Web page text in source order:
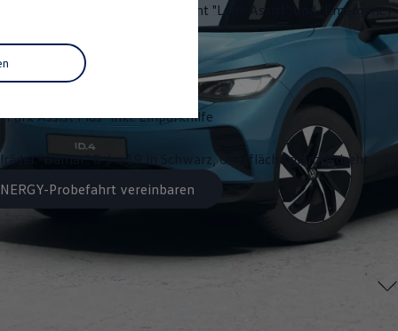
Assist", Spurhalteassistent "Lane Assist" und "Emergency
"Discover Pro"
Assist Plus" inkl. Einparkhilfe
"Hamar" 8 J x 19 in Schwarz, Oberfläche glanzgedreht
Probefahrt vereinbaren